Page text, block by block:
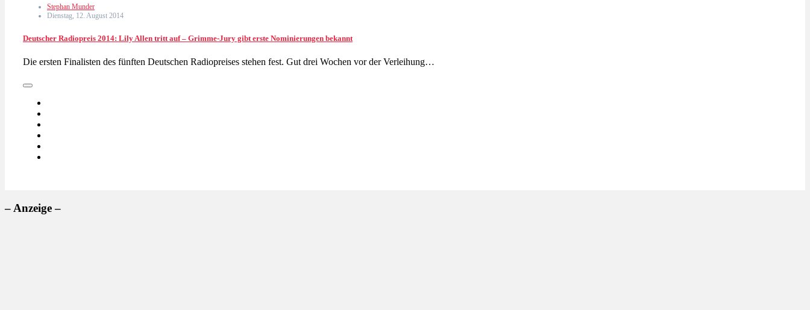
Stephan Munder
Dienstag, 12. August 2014
Deutscher Radiopreis 2014: Lily Allen tritt auf – Grimme-Jury gibt erste Nominierungen bekannt
Die ersten Finalisten des fünften Deutschen Radiopreises stehen fest. Gut drei Wochen vor der Verleihung…
– Anzeige –